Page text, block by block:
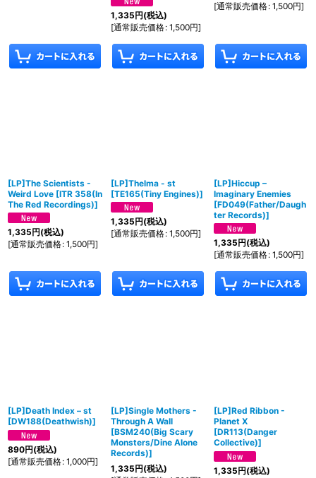
1,335円(税込)
[通常販売価格: 1,500円]
[通常販売価格: 1,500円]
[LP]The Scientists -
Weird Love [ITR 358(In
The Red Recordings)]
1,335円(税込)
[通常販売価格: 1,500円]
[LP]Thelma - st
[TE165(Tiny Engines)]
1,335円(税込)
[通常販売価格: 1,500円]
[LP]Hiccup –
Imaginary Enemies
[FD049(Father/Daugh
ter Records)]
1,335円(税込)
[通常販売価格: 1,500円]
[LP]Death Index – st
[DW188(Deathwish)]
890円(税込)
[通常販売価格: 1,000円]
[LP]Single Mothers -
Through A Wall
[BSM240(Big Scary
Monsters/Dine Alone
Records)]
1,335円(税込)
[LP]Red Ribbon -
Planet X
[DR113(Danger
Collective)]
1,335円(税込)